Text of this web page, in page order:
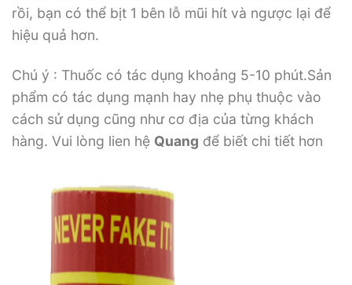
rồi, bạn có thể bịt 1 bên lỗ mũi hít và ngược lại để
hiệu quả hơn.
Chú ý : Thuốc có tác dụng khoảng 5-10 phút.Sản
phẩm có tác dụng mạnh hay nhẹ phụ thuộc vào
cách sử dụng cũng như cơ địa của từng khách
hàng. Vui lòng lien hệ Quang để biết chi tiết hơn